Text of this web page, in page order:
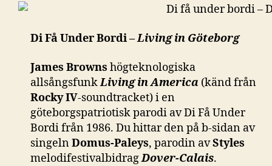
Di Få Under Bordi –Living in Göteborg
James Browns högteknologiska
allsångsfunkLiving in America (känd från
Rocky IV-soundtracket) i en
göteborgspatriotisk parodi av Di Få Under
Bordi från 1986. Du hittar den på b-sidan av
singelnDomus-Paleys, parodin avStyles
melodifestivalbidragDover-Calais.